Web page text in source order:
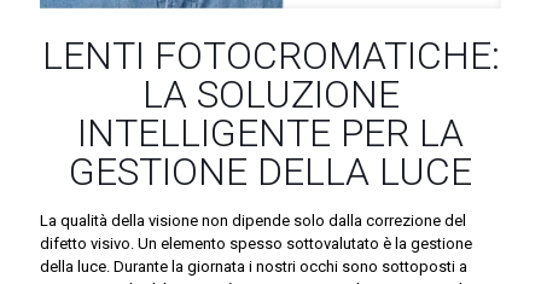
LENTI FOTOCROMATICHE:
LA SOLUZIONE
INTELLIGENTE PER LA
GESTIONE DELLA LUCE
La qualità della visione non dipende solo dalla correzione del
difetto visivo. Un elemento spesso sottovalutato è la gestione
della luce. Durante la giornata i nostri occhi sono sottoposti a